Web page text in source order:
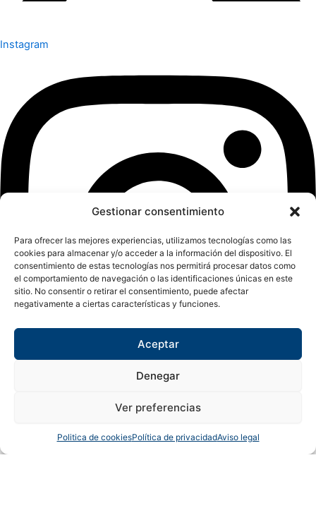
Gestionar consentimiento
Para ofrecer las mejores experiencias, utilizamos tecnologías como las
cookies para almacenar y/o acceder a la información del dispositivo. El
consentimiento de estas tecnologías nos permitirá procesar datos como
el comportamiento de navegación o las identificaciones únicas en este
sitio. No consentir o retirar el consentimiento, puede afectar
negativamente a ciertas características y funciones.
Aceptar
Denegar
Ver preferencias
Politica de cookiesPolítica de privacidadAviso legal
Instagram